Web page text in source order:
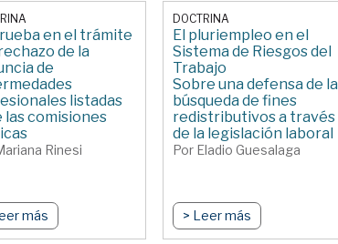
en el trámite
de la
de
listadas
las comisiones
Rinesi
más
DOCTRINA
El pluriempleo en el
Sistema de Riesgos del
Trabajo
Sobre una defensa de la
búsqueda de fines
redistributivos a través
de la legislación laboral
Por Eladio Guesalaga
> Leer más